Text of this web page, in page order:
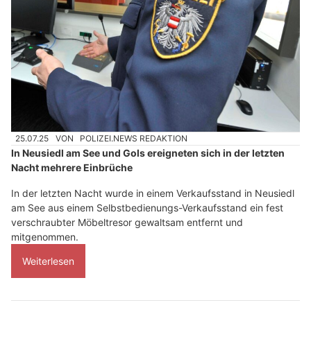
25.07.25 VON POLIZEI.NEWS REDAKTION
In Neusiedl am See und Gols ereigneten sich in der letzten
Nacht mehrere Einbrüche
In der letzten Nacht wurde in einem Verkaufsstand in Neusiedl
am See aus einem Selbstbedienungs-Verkaufsstand ein fest
verschraubter Möbeltresor gewaltsam entfernt und
mitgenommen.
Weiterlesen